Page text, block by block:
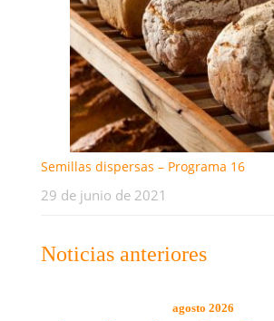
Semillas dispersas – Programa 16
29 de junio de 2021
Noticias anteriores
agosto 2026